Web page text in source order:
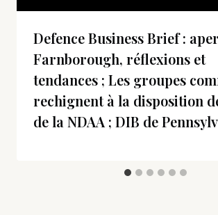
Defence Business Brief :
Farnborough, réflexions et
tendances ; Les groupes
rechignent à la disposition
de la NDAA ; DIB de